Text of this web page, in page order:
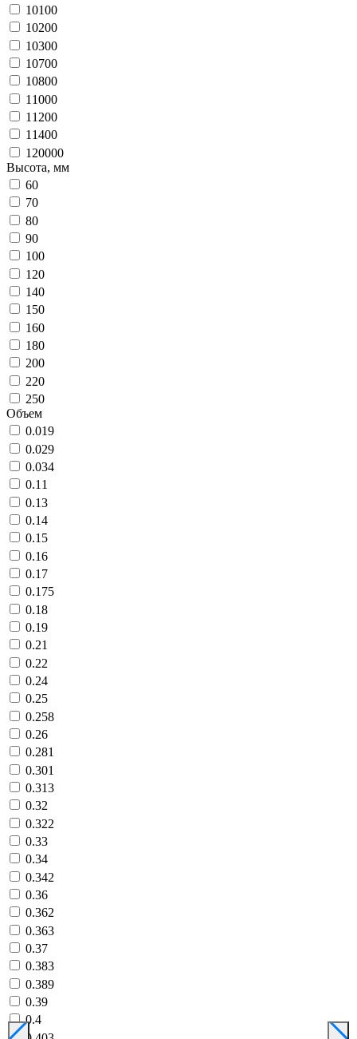
10100
10200
10300
10700
10800
11000
11200
11400
120000
Высота, мм
60
70
80
90
100
120
140
150
160
180
200
220
250
Объем
0.019
0.029
0.034
0.11
0.13
0.14
0.15
0.16
0.17
0.175
0.18
0.19
0.21
0.22
0.24
0.25
0.258
0.26
0.281
0.301
0.313
0.32
0.322
0.33
0.34
0.342
0.36
0.362
0.363
0.37
0.383
0.389
0.39
0.4